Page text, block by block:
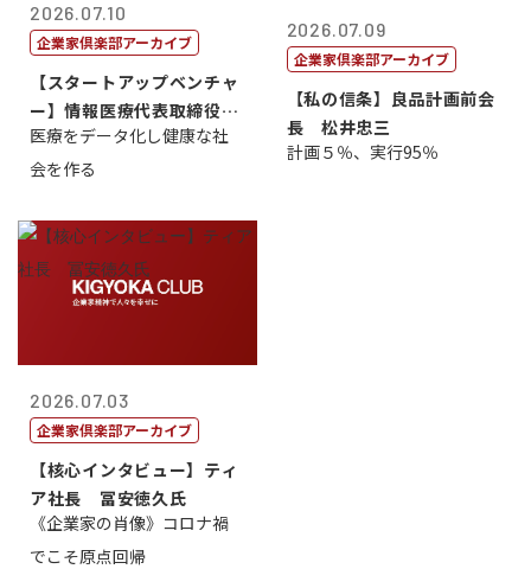
2026.07.10
企業家倶楽部アーカイブ
【スタートアップベンチャ
ー】情報医療代表取締役
原 聖吾
医療をデータ化し健康な社
会を作る
2026.07.09
企業家倶楽部アーカイブ
【私の信条】良品計画前会
長 松井忠三
計画５％、実行95％
2026.07.03
企業家倶楽部アーカイブ
【核心インタビュー】ティ
ア社長 冨安徳久氏
《企業家の肖像》コロナ禍
でこそ原点回帰